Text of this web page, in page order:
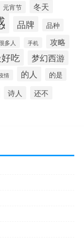
元宵节 冬天
品牌
品种
多人 手机 攻略
吃 梦幻西游
情 的人 的是
诗人 还不